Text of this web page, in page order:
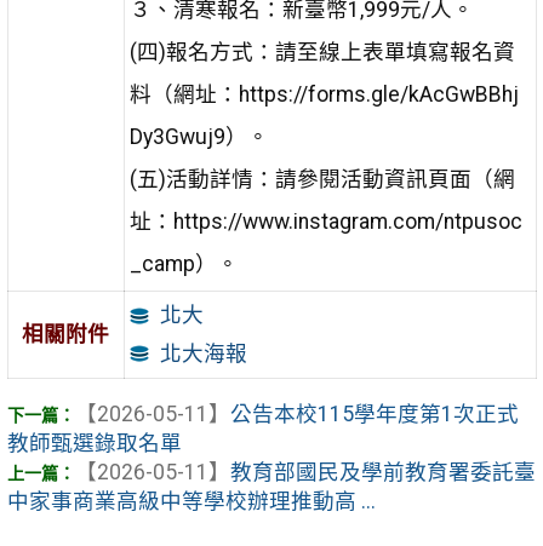
３、清寒報名：新臺幣1,999元/人。
(四)報名方式：請至線上表單填寫報名資
料（網址：https://forms.gle/kAcGwBBhj
Dy3Gwuj9）。
(五)活動詳情：請參閱活動資訊頁面（網
址：https://www.instagram.com/ntpusoc
_camp）。
相關附件
北大
北大海報
【2026-05-11】 公告本校115學年度第1次正式
教師甄選錄取名單
【2026-05-11】 教育部國民及學前教育署委託臺
中家事商業高級中等學校辦理推動高 ...